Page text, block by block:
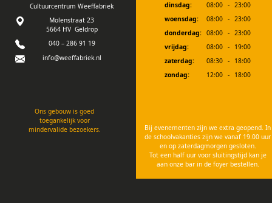
Cultuurcentrum Weeffabriek
Molenstraat 23
5664 HV Geldrop
040 – 286 91 19
info@weeffabriek.nl
Ons gebouw is goed
toegankelijk voor
mindervalide bezoekers.
dinsdag:
08:00 - 23:00
woensdag:
08:00 - 23:00
donderdag: 08:00 - 23:00
vrijdag:
08:00 -
19:00
zaterdag:
08:30 -
18:00
zondag:
12:00 - 18:00
Bij evenementen zijn we extra geopend. In
de schoolvakanties zijn we vanaf 19.00 uur
en op zaterdagmorgen gesloten.
Tot een half uur voor sluitingstijd kan je
aan onze bar in de foyer bestellen.